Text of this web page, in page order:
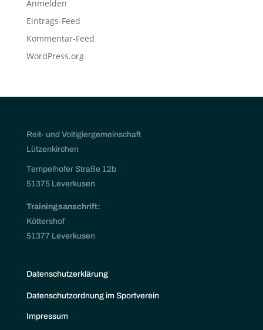
Anmelden
Eintrags-Feed
Kommentar-Feed
WordPress.org
Reit- und Voltigiergemeinschaft
Lützenkirchen
Tempelhofer Straße 12b
51375 Leverkusen
Trainingsanschrift:
Köttershof
51377 Leverkusen
Datenschutzerklärung
Datenschutzordnung im Sportverein
Impressum